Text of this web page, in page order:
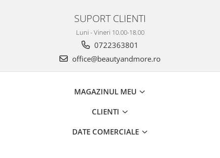
SUPORT CLIENTI
Luni - Vineri 10.00-18.00
0722363801
office@beautyandmore.ro
MAGAZINUL MEU
CLIENTI
DATE COMERCIALE